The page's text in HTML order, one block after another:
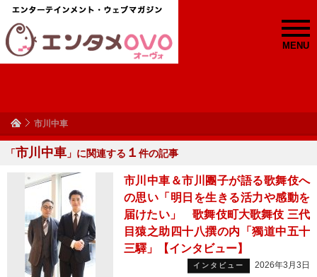
MENU
市川中車
「市川中車 」に関連する １ 件の記事
市川中車＆市川團子が語る歌舞伎へ
の思い「明日を生きる活力や感動を
届けたい」 歌舞伎町大歌舞伎 三代
目猿之助四十八撰の内「獨道中五十
三驛」【インタビュー】
インタビュー 2026年3月3日